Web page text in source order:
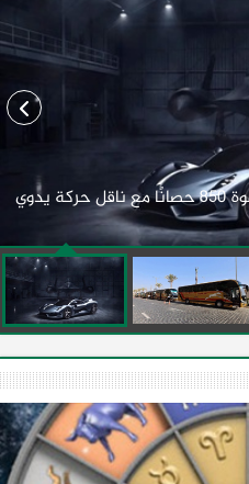
هينيسي تطرح طراز (بلاك بيرد) بقوة 850 حصانًا مع ناقل حركة يدوي